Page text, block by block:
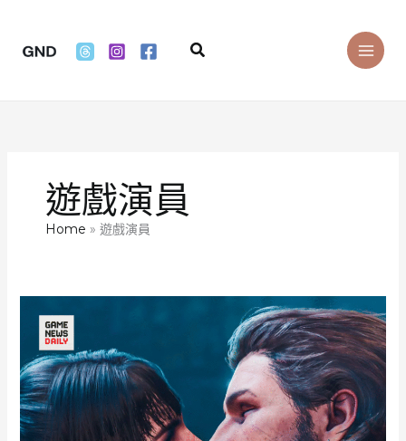
content
Search
遊戲演員
Home 遊戲演員